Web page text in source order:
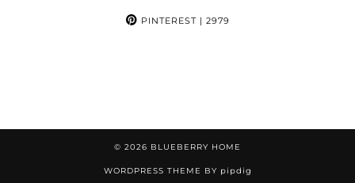
PINTEREST| 2979
© 2026 BLUEBERRY HOME
WORDPRESS THEME BY pipdig